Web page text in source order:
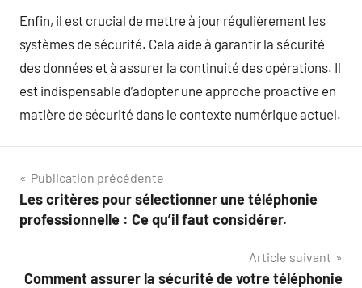
Enfin, il est crucial de mettre à jour régulièrement les
systèmes de sécurité. Cela aide à garantir la sécurité
des données et à assurer la continuité des opérations. Il
est indispensable d’adopter une approche proactive en
matière de sécurité dans le contexte numérique actuel.
Navigation
de
Publication précédente
Les critères pour sélectionner une téléphonie
professionnelle : Ce qu’il faut considérer.
Article suivant
Comment assurer la sécurité de votre téléphonie